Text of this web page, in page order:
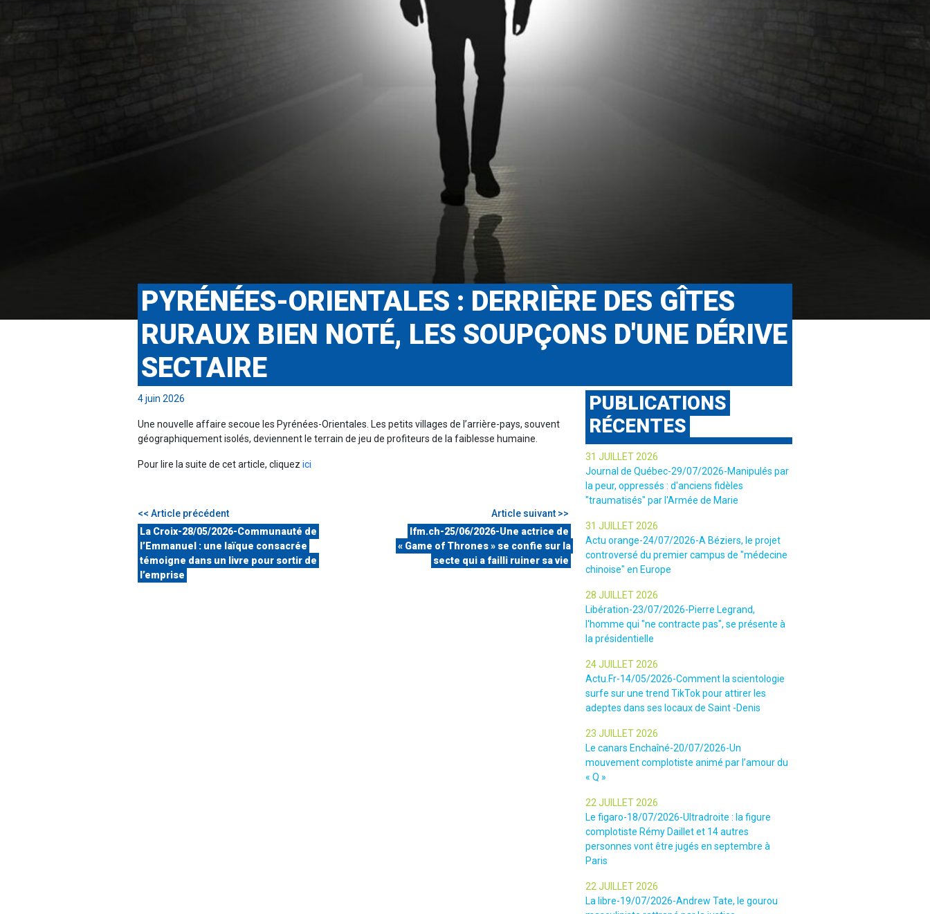
PYRÉNÉES-ORIENTALES : DERRIÈRE DES GÎTES
RURAUX BIEN NOTÉ, LES SOUPÇONS D'UNE DÉRIVE
SECTAIRE
4 juin 2026
Une nouvelle affaire secoue les Pyrénées-Orientales. Les petits villages de l’arrière-pays, souvent
géographiquement isolés, deviennent le terrain de jeu de profiteurs de la faiblesse humaine.
Pour lire la suite de cet article, cliquez ici
<< Article précédent
La Croix-28/05/2026-Communauté de
l’Emmanuel : une laïque consacrée
témoigne dans un livre pour sortir de
l’emprise
Article suivant >>
lfm.ch-25/06/2026-Une actrice de
« Game of Thrones » se confie sur la
secte qui a failli ruiner sa vie
PUBLICATIONS
RÉCENTES
31 JUILLET 2026
Journal de Québec-29/07/2026-Manipulés par
la peur, oppressés : d'anciens fidèles
"traumatisés" par l'Armée de Marie
31 JUILLET 2026
Actu orange-24/07/2026-A Béziers, le projet
controversé du premier campus de "médecine
chinoise" en Europe
28 JUILLET 2026
Libération-23/07/2026-Pierre Legrand,
l'homme qui "ne contracte pas", se présente à
la présidentielle
24 JUILLET 2026
Actu.Fr-14/05/2026-Comment la scientologie
surfe sur une trend TikTok pour attirer les
adeptes dans ses locaux de Saint -Denis
23 JUILLET 2026
Le canars Enchaîné-20/07/2026-Un
mouvement complotiste animé par l’amour du
« Q »
22 JUILLET 2026
Le figaro-18/07/2026-Ultradroite : la figure
complotiste Rémy Daillet et 14 autres
personnes vont être jugés en septembre à
Paris
22 JUILLET 2026
La libre-19/07/2026-Andrew Tate, le gourou